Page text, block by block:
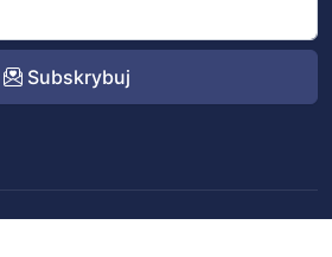
Subskrybuj